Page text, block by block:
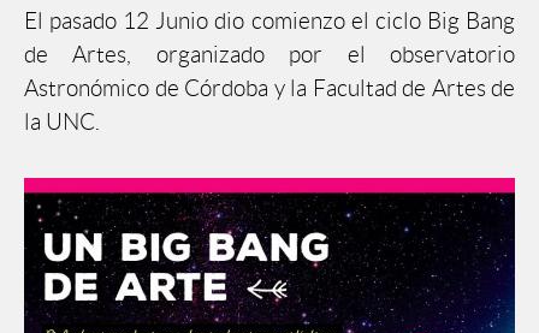
El pasado 12 Junio dio comienzo el ciclo Big Bang
de Artes, organizado por el observatorio
Astronómico de Córdoba y la Facultad de Artes de
la UNC.